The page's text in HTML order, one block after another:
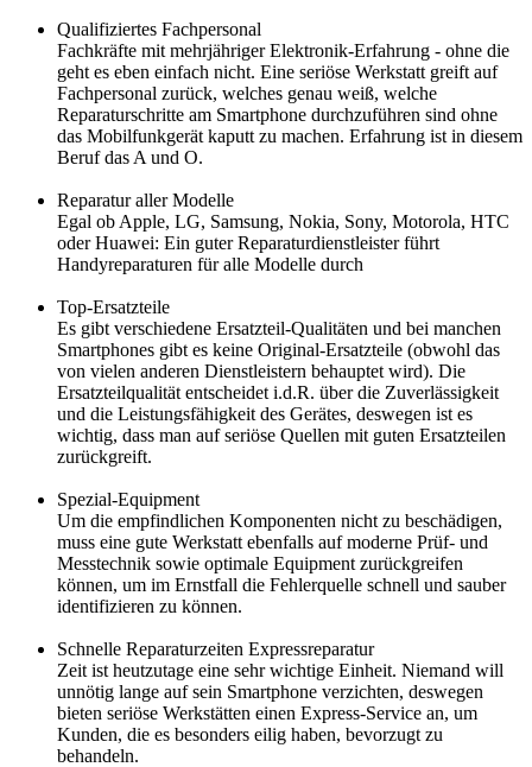
Qualifiziertes Fachpersonal
Fachkräfte mit mehrjähriger Elektronik-Erfahrung - ohne die
geht es eben einfach nicht. Eine seriöse Werkstatt greift auf
Fachpersonal zurück, welches genau weiß, welche
Reparaturschritte am Smartphone durchzuführen sind ohne
das Mobilfunkgerät kaputt zu machen. Erfahrung ist in diesem
Beruf das A und O.
Reparatur aller Modelle
Egal ob Apple, LG, Samsung, Nokia, Sony, Motorola, HTC
oder Huawei: Ein guter Reparaturdienstleister führt
Handyreparaturen für alle Modelle durch
Top-Ersatzteile
Es gibt verschiedene Ersatzteil-Qualitäten und bei manchen
Smartphones gibt es keine Original-Ersatzteile (obwohl das
von vielen anderen Dienstleistern behauptet wird). Die
Ersatzteilqualität entscheidet i.d.R. über die Zuverlässigkeit
und die Leistungsfähigkeit des Gerätes, deswegen ist es
wichtig, dass man auf seriöse Quellen mit guten Ersatzteilen
zurückgreift.
Spezial-Equipment
Um die empfindlichen Komponenten nicht zu beschädigen,
muss eine gute Werkstatt ebenfalls auf moderne Prüf- und
Messtechnik sowie optimale Equipment zurückgreifen
können, um im Ernstfall die Fehlerquelle schnell und sauber
identifizieren zu können.
Schnelle Reparaturzeiten Expressreparatur
Zeit ist heutzutage eine sehr wichtige Einheit. Niemand will
unnötig lange auf sein Smartphone verzichten, deswegen
bieten seriöse Werkstätten einen Express-Service an, um
Kunden, die es besonders eilig haben, bevorzugt zu
behandeln.